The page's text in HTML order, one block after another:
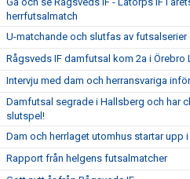
herrfutsalmatch
U-matchande och slutfas av futsalserier
Rågsveds IF damfutsal kom 2a i Örebro
Intervju med dam och herransvariga
Damfutsal segrade i Hallsberg och har
slutspel!
Dam och herrlaget utomhus startar upp
Rapport från helgens futsalmatcher